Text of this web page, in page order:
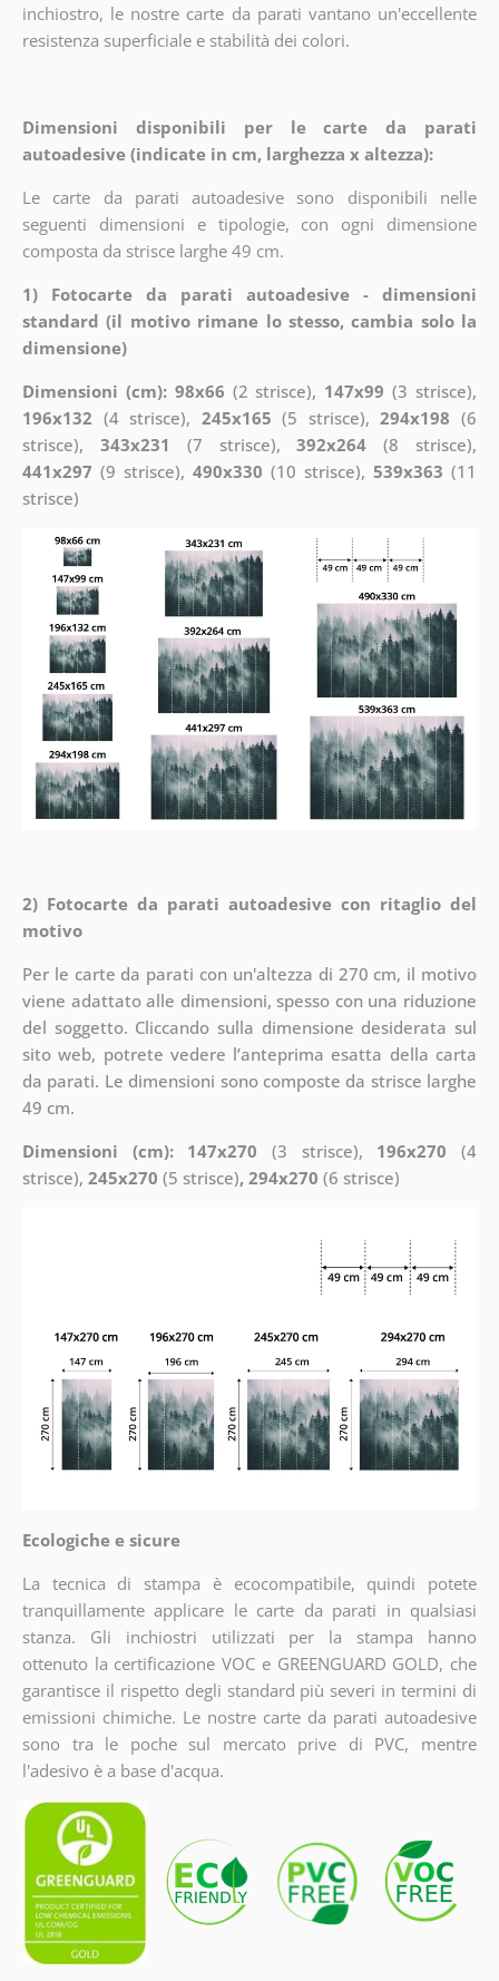
inchiostro, le nostre carte da parati vantano un'eccellente
resistenza superficiale e stabilità dei colori.
Dimensioni disponibili per le carte da parati
autoadesive (indicate in cm, larghezza x altezza):
Le carte da parati autoadesive sono disponibili nelle
seguenti dimensioni e tipologie, con ogni dimensione
composta da strisce larghe 49 cm.
1) Fotocarte da parati autoadesive - dimensioni
standard (il motivo rimane lo stesso, cambia solo la
dimensione)
Dimensioni (cm): 98x66 (2 strisce), 147x99 (3 strisce),
196x132 (4 strisce), 245x165 (5 strisce),294x198 (6
strisce), 343x231 (7 strisce),392x264 (8 strisce),
441x297 (9 strisce), 490x330 (10 strisce),539x363 (11
strisce)
2) Fotocarte da parati autoadesive con ritaglio del
motivo
Per le carte da parati con un'altezza di 270 cm, il motivo
viene adattato alle dimensioni, spesso con una riduzione
del soggetto. Cliccando sulla dimensione desiderata sul
sito web, potrete vedere l’anteprima esatta della carta
da parati. Le dimensioni sono composte da strisce larghe
49 cm.
Dimensioni (cm): 147x270 (3 strisce), 196x270 (4
strisce), 245x270 (5 strisce), 294x270 (6 strisce)
Ecologiche e sicure
La tecnica di stampa è ecocompatibile, quindi potete
tranquillamente applicare le carte da parati in qualsiasi
stanza. Gli inchiostri utilizzati per la stampa hanno
ottenuto la certificazione VOC e GREENGUARD GOLD, che
garantisce il rispetto degli standard più severi in termini di
emissioni chimiche. Le nostre carte da parati autoadesive
sono tra le poche sul mercato prive di PVC, mentre
l'adesivo è a base d'acqua.